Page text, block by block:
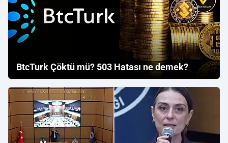
BtcTurk Çöktü mü? 503 Hatası ne demek?